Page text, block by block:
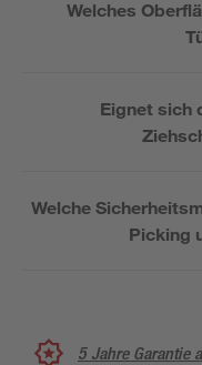
Welches
Eignet sich
Welche
Picking
5 Jahre Garantie